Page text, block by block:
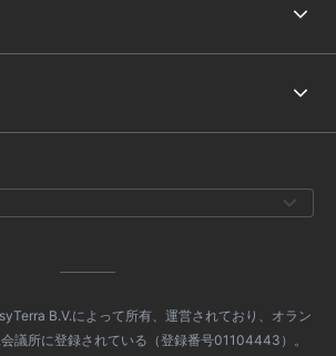
B.V.によって所有、運営されており、オラン
議所に登録されている（登録番号01104443）。